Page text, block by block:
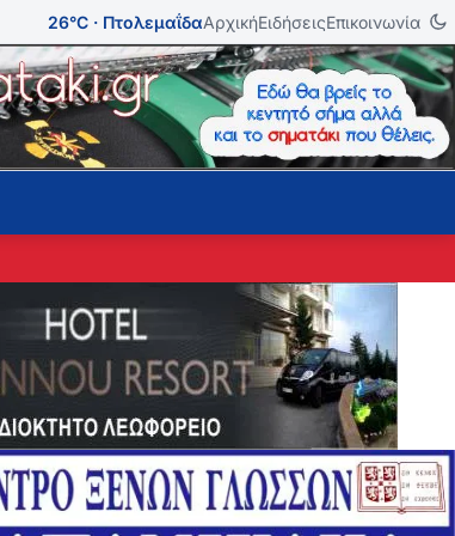
26°C · ΠτολεμαΐδαΑρχικήΕιδήσειςΕπικοινωνία